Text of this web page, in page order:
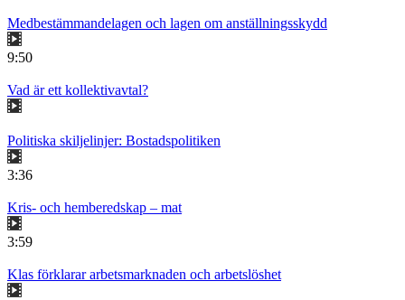
Medbestämmandelagen och lagen om anställningsskydd
9:50
Vad är ett kollektivavtal?
Politiska skiljelinjer: Bostadspolitiken
3:36
Kris- och hemberedskap – mat
3:59
Klas förklarar arbetsmarknaden och arbetslöshet